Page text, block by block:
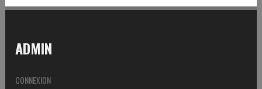
ADMIN
CONNEXION